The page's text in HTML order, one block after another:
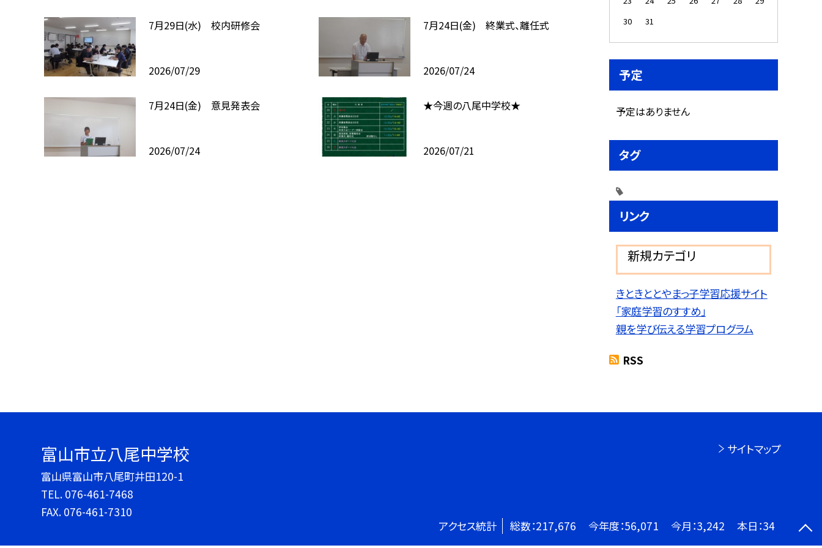
7月29日(水) 校内研修会
2026/07/29
7月24日(金) 終業式、離任式
2026/07/24
7月24日(金) 意見発表会
2026/07/24
★今週の八尾中学校★
2026/07/21
30
31
予定
予定はありません
タグ
リンク
新規カテゴリ
きときととやまっ子学習応援サイト
「家庭学習のすすめ」
親を学び伝える学習プログラム
RSS
富山市立八尾中学校
富山県富山市八尾町井田120-1
TEL. 076-461-7468
FAX. 076-461-7310
サイトマップ
アクセス統計 総数：217,676 今年度：56,071 今月：3,242 本日：34